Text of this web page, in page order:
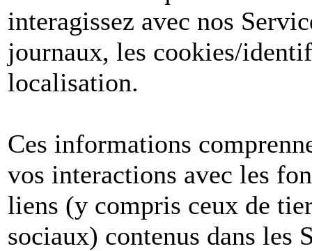
interagissez avec nos
journaux, les cookies/
localisation.
Ces informations
vos interactions avec les
liens (y compris ceux de
sociaux) contenus dans les